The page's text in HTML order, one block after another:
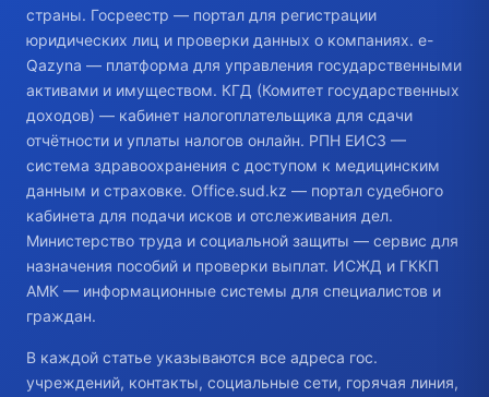
страны. Госреестр — портал для регистрации
юридических лиц и проверки данных о компаниях. e-
Qazyna — платформа для управления государственными
активами и имуществом. КГД (Комитет государственных
доходов) — кабинет налогоплательщика для сдачи
отчётности и уплаты налогов онлайн. РПН ЕИСЗ —
система здравоохранения с доступом к медицинским
данным и страховке. Office.sud.kz — портал судебного
кабинета для подачи исков и отслеживания дел.
Министерство труда и социальной защиты — сервис для
назначения пособий и проверки выплат. ИСЖД и ГККП
АМК — информационные системы для специалистов и
граждан.
В каждой статье указываются все адреса гос.
учреждений, контакты, социальные сети, горячая линия,